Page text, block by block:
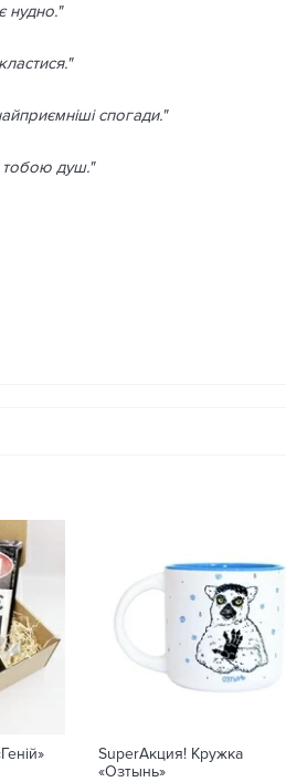
нудно."
"
спогади."
душ."
SuperАкция! Кружка
«Озтынь»